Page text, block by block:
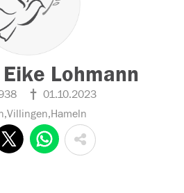
Lohmann
01.10.2023